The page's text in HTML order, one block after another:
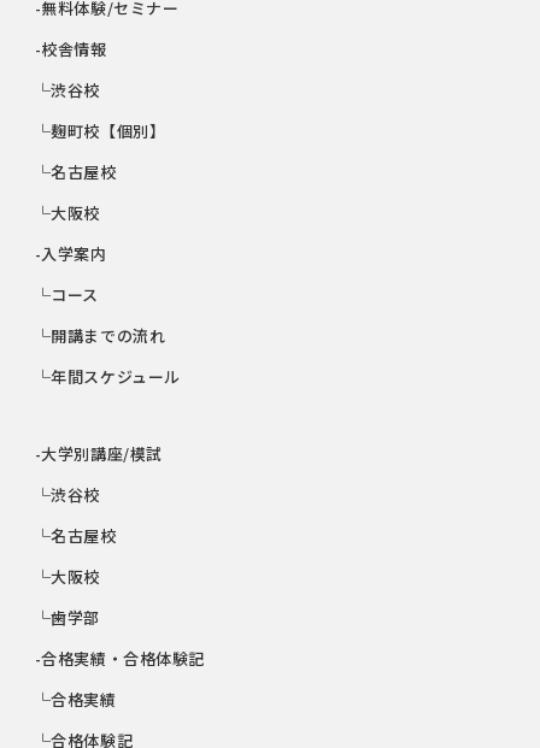
-無料体験/セミナー
-校舎情報
└渋谷校
└麹町校【個別】
└名古屋校
└大阪校
-入学案内
└コース
└開講までの流れ
└年間スケジュール
-大学別講座/模試
└渋谷校
└名古屋校
└大阪校
└歯学部
-合格実績・合格体験記
└合格実績
└合格体験記